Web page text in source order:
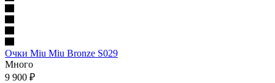
Очки Miu Miu Bronze S029
Много
9 900 ₽